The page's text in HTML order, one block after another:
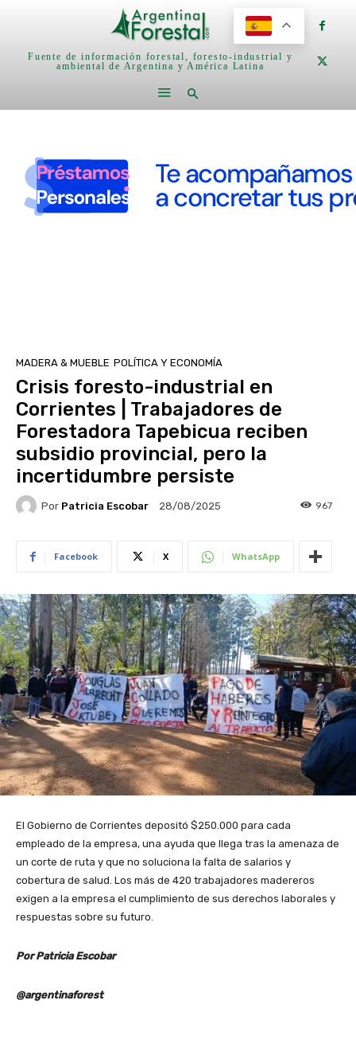
Fuente de información forestal, foresto-industrial y
ambiental de Argentina y América Latina
MADERA & MUEBLE POLÍTICA Y ECONOMÍA
Crisis foresto-industrial en
Corrientes | Trabajadores de
Forestadora Tapebicua reciben
subsidio provincial, pero la
incertidumbre persiste
Por Patricia Escobar 28/08/2025 967
Facebook X WhatsApp
El Gobierno de Corrientes depositó $250.000 para cada
empleado de la empresa, una ayuda que llega tras la amenaza de
un corte de ruta y que no soluciona la falta de salarios y
cobertura de salud. Los más de 420 trabajadores madereros
exigen a la empresa el cumplimiento de sus derechos laborales y
respuestas sobre su futuro.
Por Patricia Escobar
@argentinaforest